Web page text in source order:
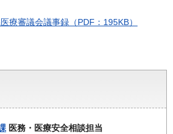
療審議会議事録（PDF：195KB）
医務・医療安全相談担当